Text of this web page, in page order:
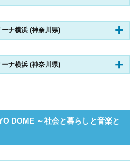
ナ横浜 (神奈川県)
ナ横浜 (神奈川県)
DOME ～社会と暮らしと音楽と